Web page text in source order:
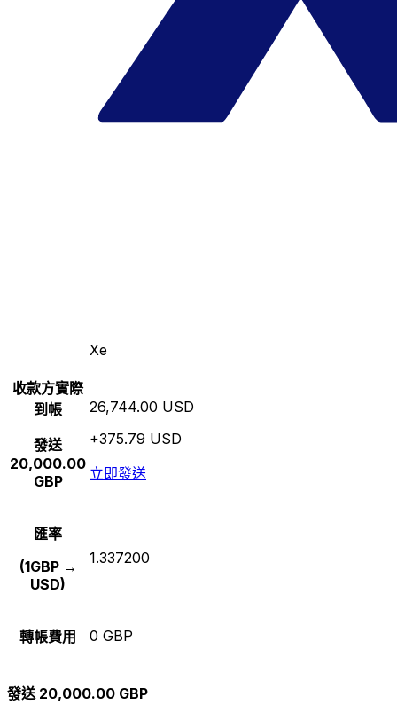
Xe
收款方實際
到帳
發送
20,000.00
GBP
26,744.00 USD
+375.79 USD
立即發送
匯率
(1GBP →
USD)
1.337200
轉帳費用 0 GBP
發送 20,000.00 GBP